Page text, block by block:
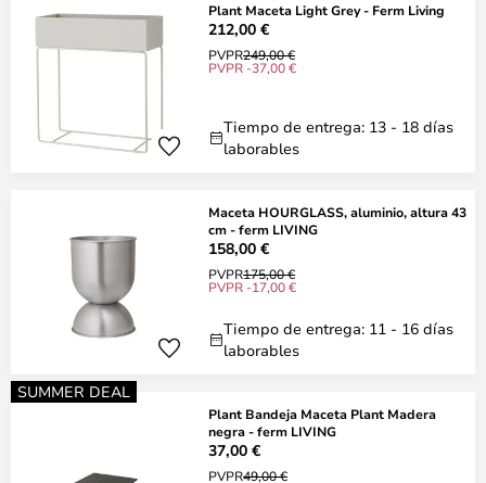
Plant Maceta Light Grey - Ferm Living
212,00 €
PVPR249,00 €
PVPR -37,00 €
Tiempo de entrega: 13 - 18 días
laborables
Maceta HOURGLASS, aluminio, altura 43
cm - ferm LIVING
158,00 €
PVPR175,00 €
PVPR -17,00 €
Tiempo de entrega: 11 - 16 días
laborables
SUMMER DEAL
Plant Bandeja Maceta Plant Madera
negra - ferm LIVING
37,00 €
PVPR49,00 €